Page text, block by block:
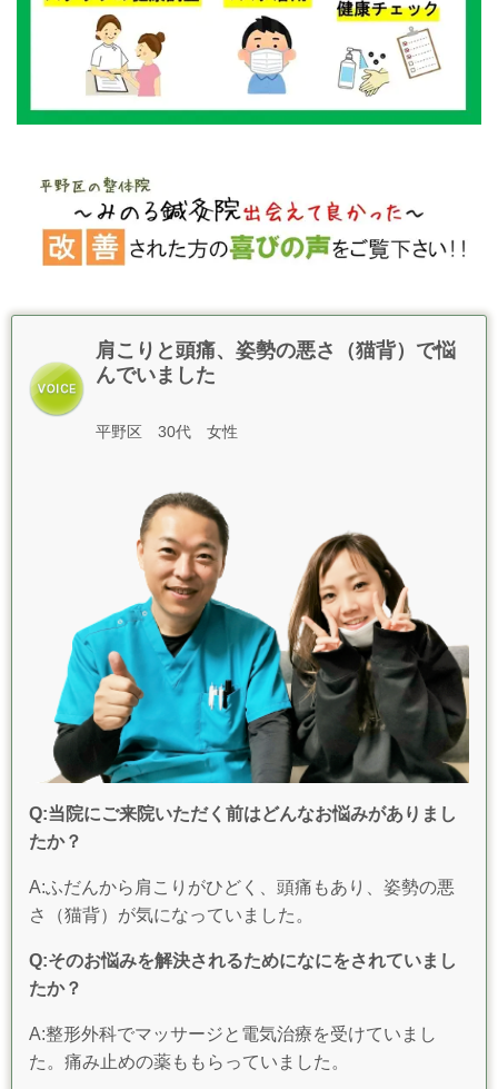
肩こりと頭痛、姿勢の悪さ（猫背）で悩
んでいました
平野区 30代 女性
Q:当院にご来院いただく前はどんなお悩みがありまし
たか？
A:ふだんから肩こりがひどく、頭痛もあり、姿勢の悪
さ（猫背）が気になっていました。
Q:そのお悩みを解決されるためになにをされていまし
たか？
A:整形外科でマッサージと電気治療を受けていまし
た。痛み止めの薬ももらっていました。